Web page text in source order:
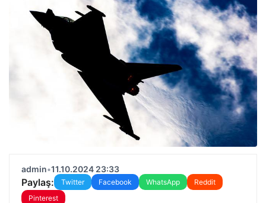
admin•11.10.2024 23:33
Paylaş: Twitter Facebook WhatsApp
Reddit
Pinterest